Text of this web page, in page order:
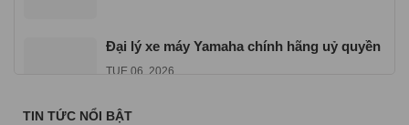
Đại lý xe máy Yamaha chính hãng uỷ quyền
TUE 06, 2026
TIN TỨC NỔI BẬT